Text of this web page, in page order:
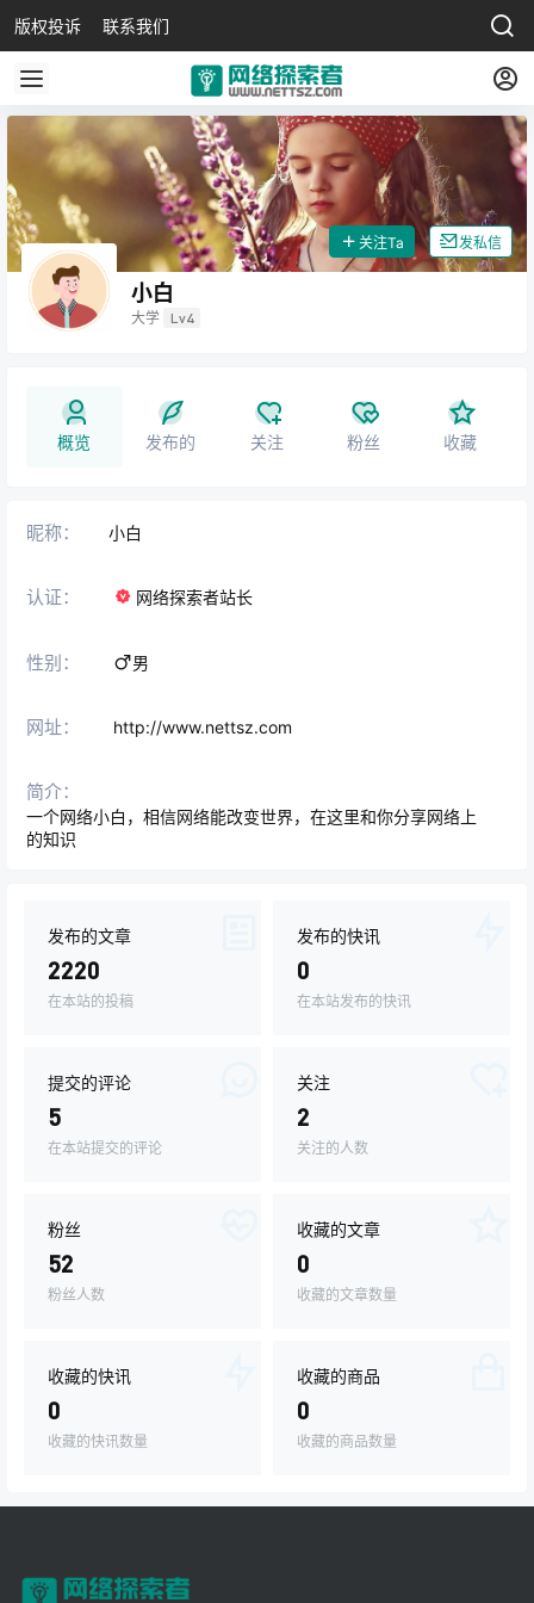
版权投诉 联系我们
小白
大学 Lv4
关注Ta 发私信
概览 发布的 关注 粉丝 收藏
昵称： 小白
认证： 网络探索者站长
性别： 男
网址： http://www.nettsz.com
简介：
一个网络小白，相信网络能改变世界，在这里和你分享网络上
的知识
发布的文章
2220
在本站的投稿
发布的快讯
0
在本站发布的快讯
提交的评论
5
在本站提交的评论
关注
2
关注的人数
粉丝
52
粉丝人数
收藏的文章
0
收藏的文章数量
收藏的快讯
0
收藏的快讯数量
收藏的商品
0
收藏的商品数量